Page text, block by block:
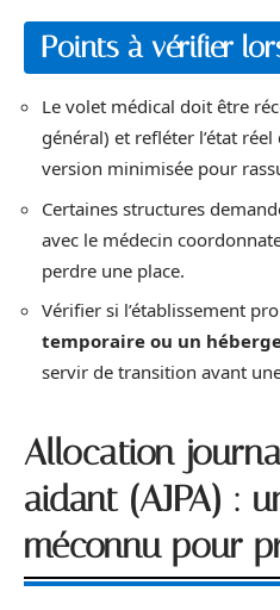
Points à vérifier
Le volet médical doit être
général) et refléter l’état
version minimisée pour
Certaines structures
avec le médecin
perdre une place.
Vérifier si l’établissement
temporaire ou un
servir de transition avant
Allocation
aidant (AJPA) :
méconnu pour